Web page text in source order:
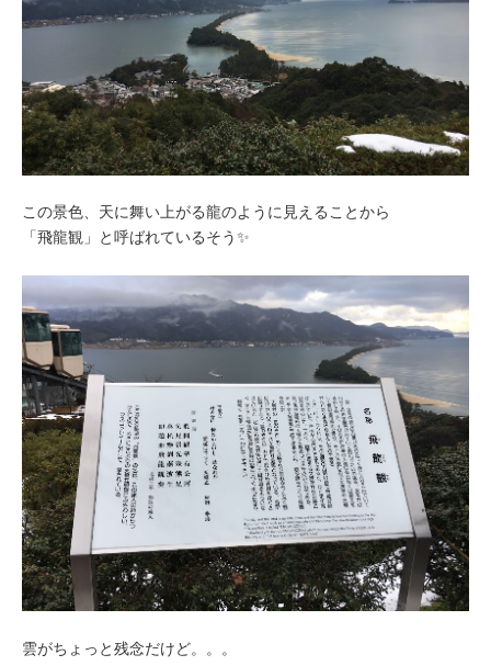
この景色、天に舞い上がる龍のように見えることから
「飛龍観」と呼ばれているそう✨
雲がちょっと残念だけど。。。